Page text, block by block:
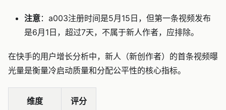
注意：a003注册时间是5月15日，但第一条视频发布
是6月1日，超过7天，不属于新人作者，应排除。
在快手的用户增长分析中，新人（新创作者）的首条视频曝
光量是衡量冷启动质量和分配公平性的核心指标。
维度 评分